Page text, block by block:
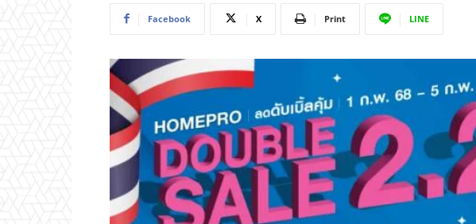
Facebook X Print LINE